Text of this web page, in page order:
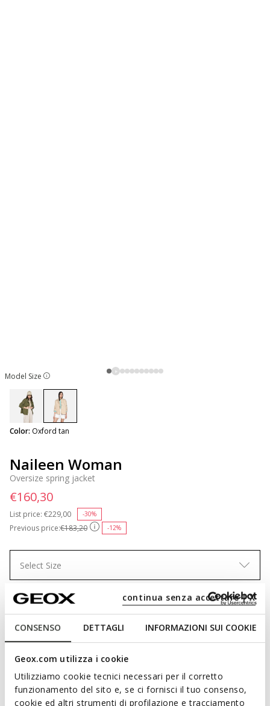
CONSENSO DETTAGLI INFORMAZIONI SUI COOKIE
Geox.com utilizza i cookie
Utilizziamo cookie tecnici necessari per il corretto
funzionamento del sito e, se ci fornisci il tuo consenso,
cookie ed altri strumenti di profilazione e tracciamento
continua senza accettare | X
Model Size
Naileen Woman
Oversize spring jacket
Previous price:€183,20 -12%
List price: Price reduced from
€229,00 -30%
€160,30
Color: Oxford tanselected
Select Size
ADD TO CART
Free returns within 30 days of the delivery date